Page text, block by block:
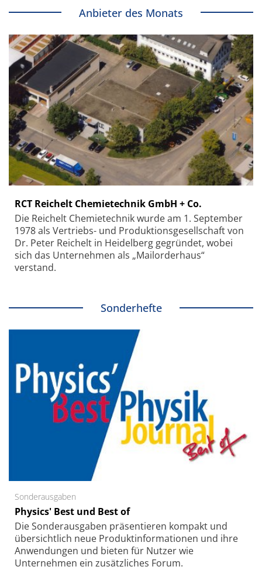
Anbieter des Monats
RCT Reichelt Chemietechnik GmbH + Co.
Die Reichelt Chemietechnik wurde am 1. September
1978 als Vertriebs- und Produktionsgesellschaft von
Dr. Peter Reichelt in Heidelberg gegründet, wobei
sich das Unternehmen als „Mailorderhaus“
verstand.
Sonderhefte
Sonderausgaben
Physics' Best und Best of
Die Sonder­ausgaben präsentieren kompakt und
übersichtlich neue Produkt­informationen und ihre
Anwendungen und bieten für Nutzer wie
Unternehmen ein zusätzliches Forum.